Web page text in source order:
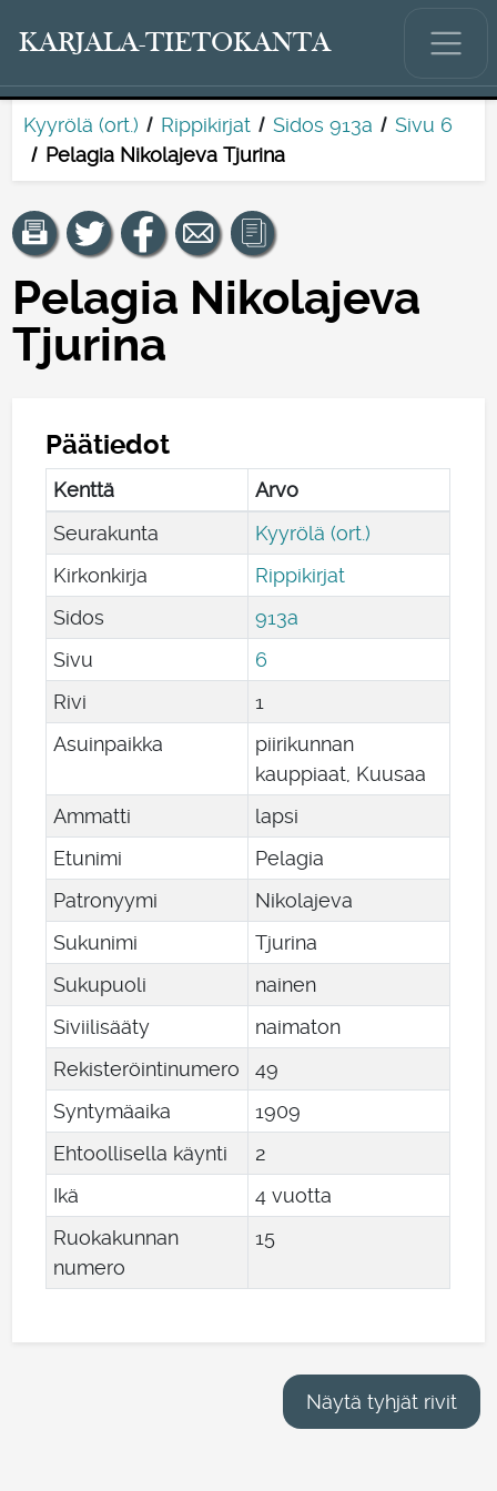
KARJALA-TIETOKANTA
Kyyrölä (ort.) Rippikirjat Sidos 913a
Sivu 6
Pelagia Nikolajeva Tjurina
Pelagia Nikolajeva
Tjurina
Päätiedot
Kenttä
Arvo
Seurakunta
Kyyrölä (ort.)
Kirkonkirja
Rippikirjat
Sidos
913a
Sivu
6
Rivi
1
Asuinpaikka
piirikunnan
kauppiaat, Kuusaa
Ammatti
lapsi
Etunimi
Pelagia
Patronyymi
Nikolajeva
Sukunimi
Tjurina
Sukupuoli
nainen
Siviilisääty
naimaton
Rekisteröintinumero
49
Syntymäaika
1909
Ehtoollisella käynti
2
Ikä
4 vuotta
Ruokakunnan
numero
15
Näytä tyhjät rivit